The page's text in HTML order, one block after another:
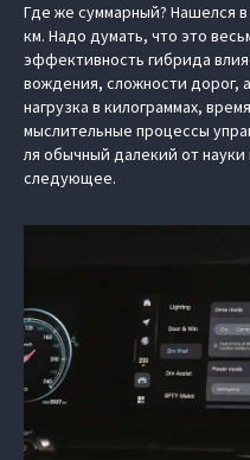
Где же суммарный? Нашелся
км. Надо думать, что это
эффективность гибрида
вождения, сложности дорог,
нагрузка в килограммах,
мыслительные процессы
ля обычный далекий от науки
следующее.